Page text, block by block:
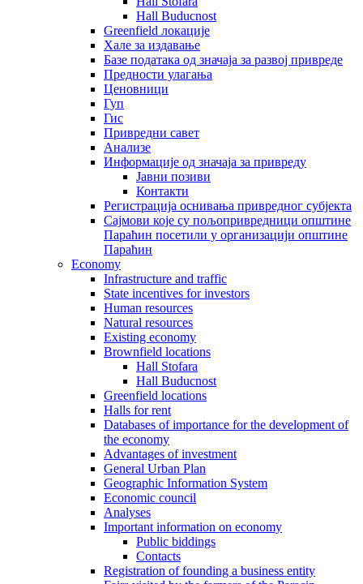
Hall Buducnost
Greenfield локације
Хале за издавање
Базе података од значаја за развој привреде
Предности улагања
Ценовници
Гуп
Гис
Привредни савет
Aнализе
Информације од значаја за привреду
Јавни позиви
Контакти
Регистрација оснивања привредног субјекта
Сајмови које су пољопривредници општине
Параћин посетили у организацији општине
Параћин
Economy
Infrastructure and traffic
State incentives for investors
Human resources
Natural resources
Existing economy
Brownfield locations
Hall Stofara
Hall Buducnost
Greenfield locations
Halls for rent
Databases of importance for the development of
the economy
Advantages of investment
General Urban Plan
Geographic Information System
Еconomic council
Analyses
Important information on economy
Public biddings
Contacts
Registration of founding a business entity